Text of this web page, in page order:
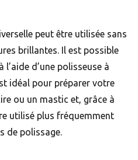
peut être utilisée sans
brillantes. Il est possible
d’une polisseuse à
idéal pour préparer votre
ou un mastic et, grâce à
utilisé plus fréquemment
de polissage.